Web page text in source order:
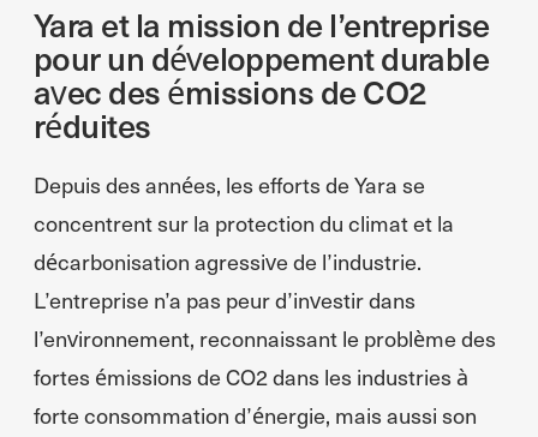
Yara et la mission de l’entreprise
pour un développement durable
avec des émissions de CO2
réduites
Depuis des années, les efforts de Yara se
concentrent sur la protection du climat et la
décarbonisation agressive de l’industrie.
L’entreprise n’a pas peur d’investir dans
l’environnement, reconnaissant le problème des
fortes émissions de CO2 dans les industries à
forte consommation d’énergie, mais aussi son